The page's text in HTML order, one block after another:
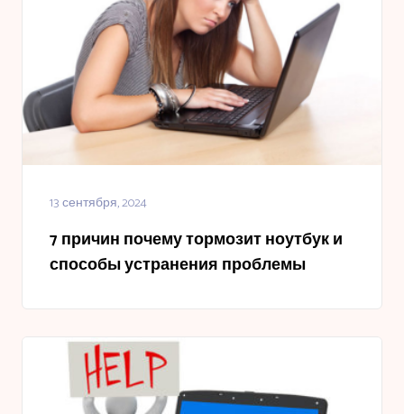
13 сентября, 2024
7 причин почему тормозит ноутбук и
способы устранения проблемы